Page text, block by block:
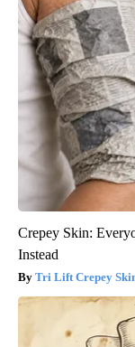
Crepey Skin:
Instead
Tri Lift Crepey